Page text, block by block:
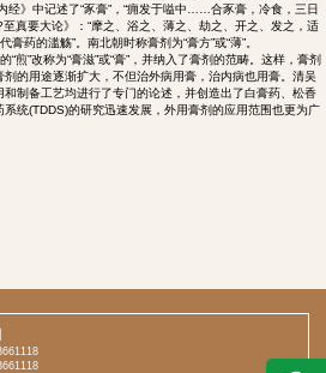
经》中记述了“豕膏”，“痈发于嗌中……合豕膏，冷食，三日
真要大论》：“摩之、浴之、薄之、劫之、开之、发之，适
药的滥觞”。南北朝时称膏剂为“膏方”或“薄”。
“煎”改称为“膏滋”或“膏”，并纳入了膏剂的范畴。这样，膏剂
的用途逐渐扩大，不但治外病用膏，治内病也用膏。清吴
制备工艺均进行了专门的论述，并创造出了白膏药、松香
统(TDDS)的研究迅速发展，外用膏剂的应用范围也更为广